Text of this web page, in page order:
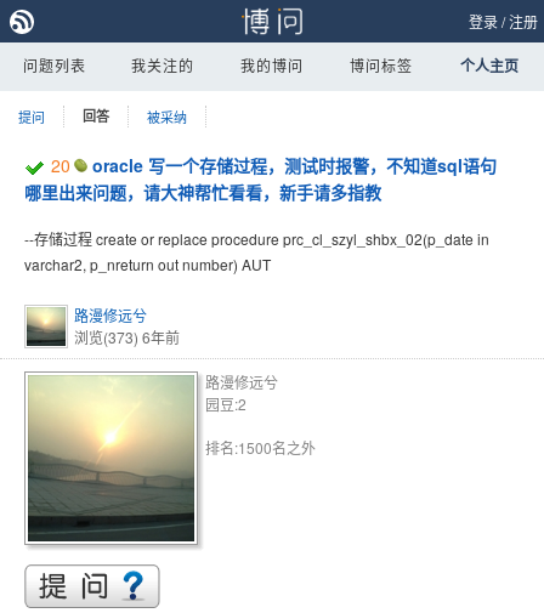
登录/注册
问题列表 我关注的 我的博问 博问标签 个人主页
提问 回答 被采纳
20
oracle 写一个存储过程，测试时报警，不知道sql语句
哪里出来问题，请大神帮忙看看，新手请多指教
--存储过程 create or replace procedure prc_cl_szyl_shbx_02(p_date in
varchar2, p_nreturn out number) AUT
路漫修远兮
浏览(373) 6年前
路漫修远兮
园豆:2
排名:1500名之外